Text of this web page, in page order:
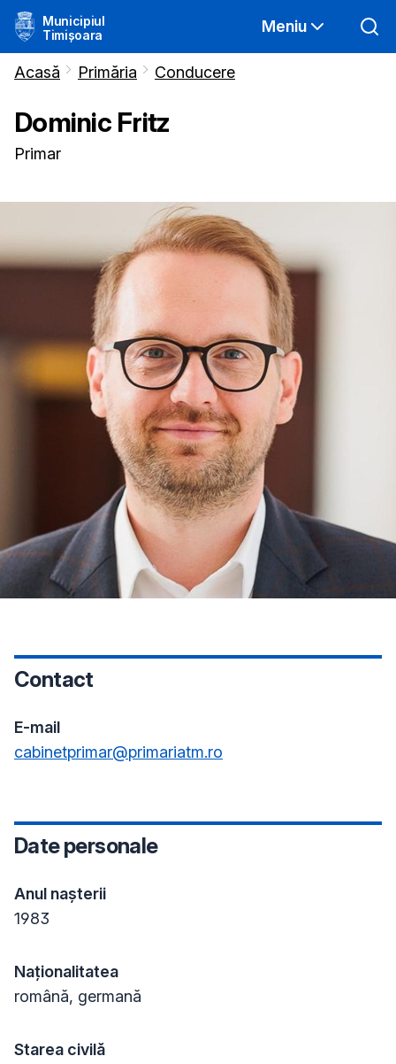
Municipiul
Timișoara
Meniu
Acasă Primăria Conducere
Dominic Fritz
Primar
Contact
E-mail
cabinetprimar@primariatm.ro
Date personale
Anul nașterii
1983
Naționalitatea
română, germană
Starea civilă